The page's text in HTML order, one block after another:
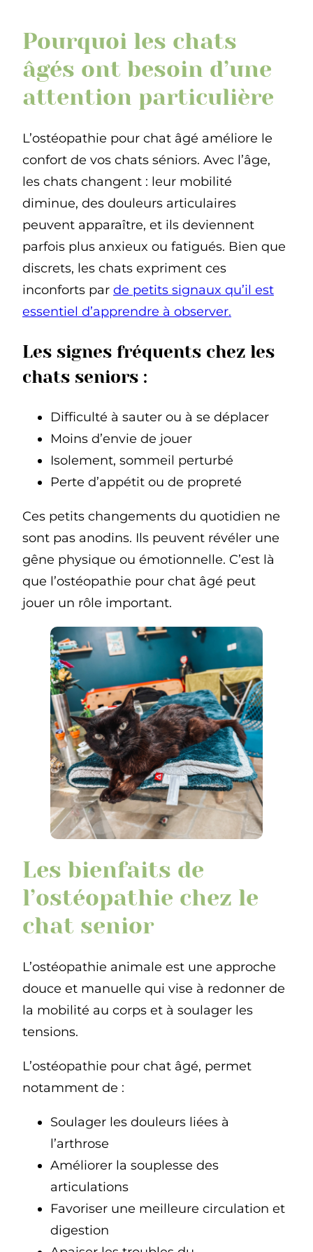
Pourquoi les chats
âgés ont besoin d’une
attention particulière
L’ostéopathie pour chat âgé améliore le
confort de vos chats séniors. Avec l’âge,
les chats changent : leur mobilité
diminue, des douleurs articulaires
peuvent apparaître, et ils deviennent
parfois plus anxieux ou fatigués. Bien que
discrets, les chats expriment ces
inconforts par de petits signaux qu’il est
essentiel d’apprendre à observer.
Les signes fréquents chez les
chats seniors :
Difficulté à sauter ou à se déplacer
Moins d’envie de jouer
Isolement, sommeil perturbé
Perte d’appétit ou de propreté
Ces petits changements du quotidien ne
sont pas anodins. Ils peuvent révéler une
gêne physique ou émotionnelle. C’est là
que l’ostéopathie pour chat âgé peut
jouer un rôle important.
Les bienfaits de
l’ostéopathie chez le
chat senior
L’ostéopathie animale est une approche
douce et manuelle qui vise à redonner de
la mobilité au corps et à soulager les
tensions.
L’ostéopathie pour chat âgé, permet
notamment de :
Soulager les douleurs liées à
l’arthrose
Améliorer la souplesse des
articulations
Favoriser une meilleure circulation et
digestion